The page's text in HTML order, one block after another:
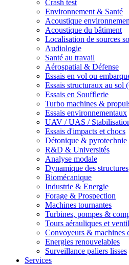
Crash test
Environnement & Santé
Acoustique
Acoustique du bâtiment
Localisation de sources
Audiologie
Santé au travail
Aérospatial & Défense
Essais en vol ou
Essais structuraux au sol
Essais en Soufflerie
Turbo machines &
Essais environnementaux
UAV / UAS /
Essais d'impacts et chocs
Détonique & pyrotechnie
R&D & Universités
Analyse modale
Dynamique des structures
Biomécanique
Industrie & Energie
Forage & Prospection
Machines tournantes
Turbines, pompes &
Tours aérauliques et
Convoyeurs & machines
Energies renouvelables
Surveillance paliers lisses
Services